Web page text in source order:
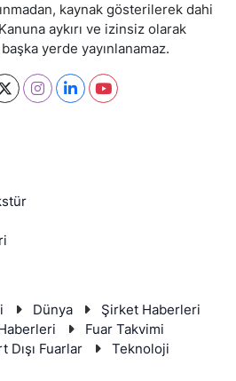
kaynak gösterilerek dahi
aykırı ve izinsiz olarak
yerde yayınlanamaz.
Dünya
Şirket Haberleri
Fuar Takvimi
Dışı Fuarlar
Teknoloji